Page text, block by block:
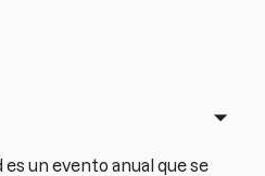
es un evento anual que se